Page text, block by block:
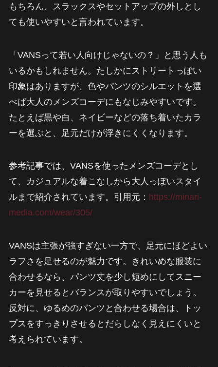
もちろん、スラックスやセットアップの外しとし
ても使いやすいと言われています。
「VANSって若い人向けじゃないの？」と思う人も
いるかもしれません。たしかにストリートっぽい
印象はありますが、色やパンツのシルエットを選
べば大人のメンズコーデにもなじみやすいです。
たとえば黒や白、ネイビーなどの落ち着いたカラ
ーを選ぶと、足元だけが浮きにくくなります。
参考記事では、VANSを使ったメンズコーデとし
て、カジュアルな着こなしから大人っぽいスタイ
ルまで紹介されています。引用元： https://minari-
media.com/wear/305/
VANSは主張が強すぎない一方で、足元にほどよい
ラフさを足せるのが魅力です。きれいめな服装に
合わせるなら、パンツ丈を少し短めにしてスニー
カーを見せるとバランスが取りやすいでしょう。
反対に、ゆるめのパンツと合わせる場合は、トッ
プスをすっきりさせるとだらしなく見えにくいと
考えられています。